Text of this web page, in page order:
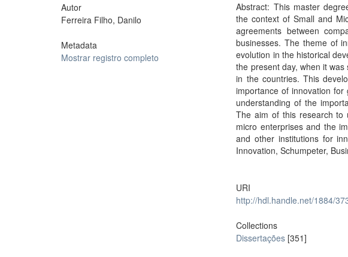
Autor
Ferreira Filho, Danilo
Metadata
Mostrar registro completo
Abstract: This master
the context of Small and
agreements between
businesses. The theme of
evolution in the historical
the present day, when it
in the countries. This
importance of innovation
understanding of the
The aim of this research to
micro enterprises and the
and other institutions for
Innovation, Schumpeter,
URI
http://hdl.handle.net/1884/
Collections
Dissertações [351]